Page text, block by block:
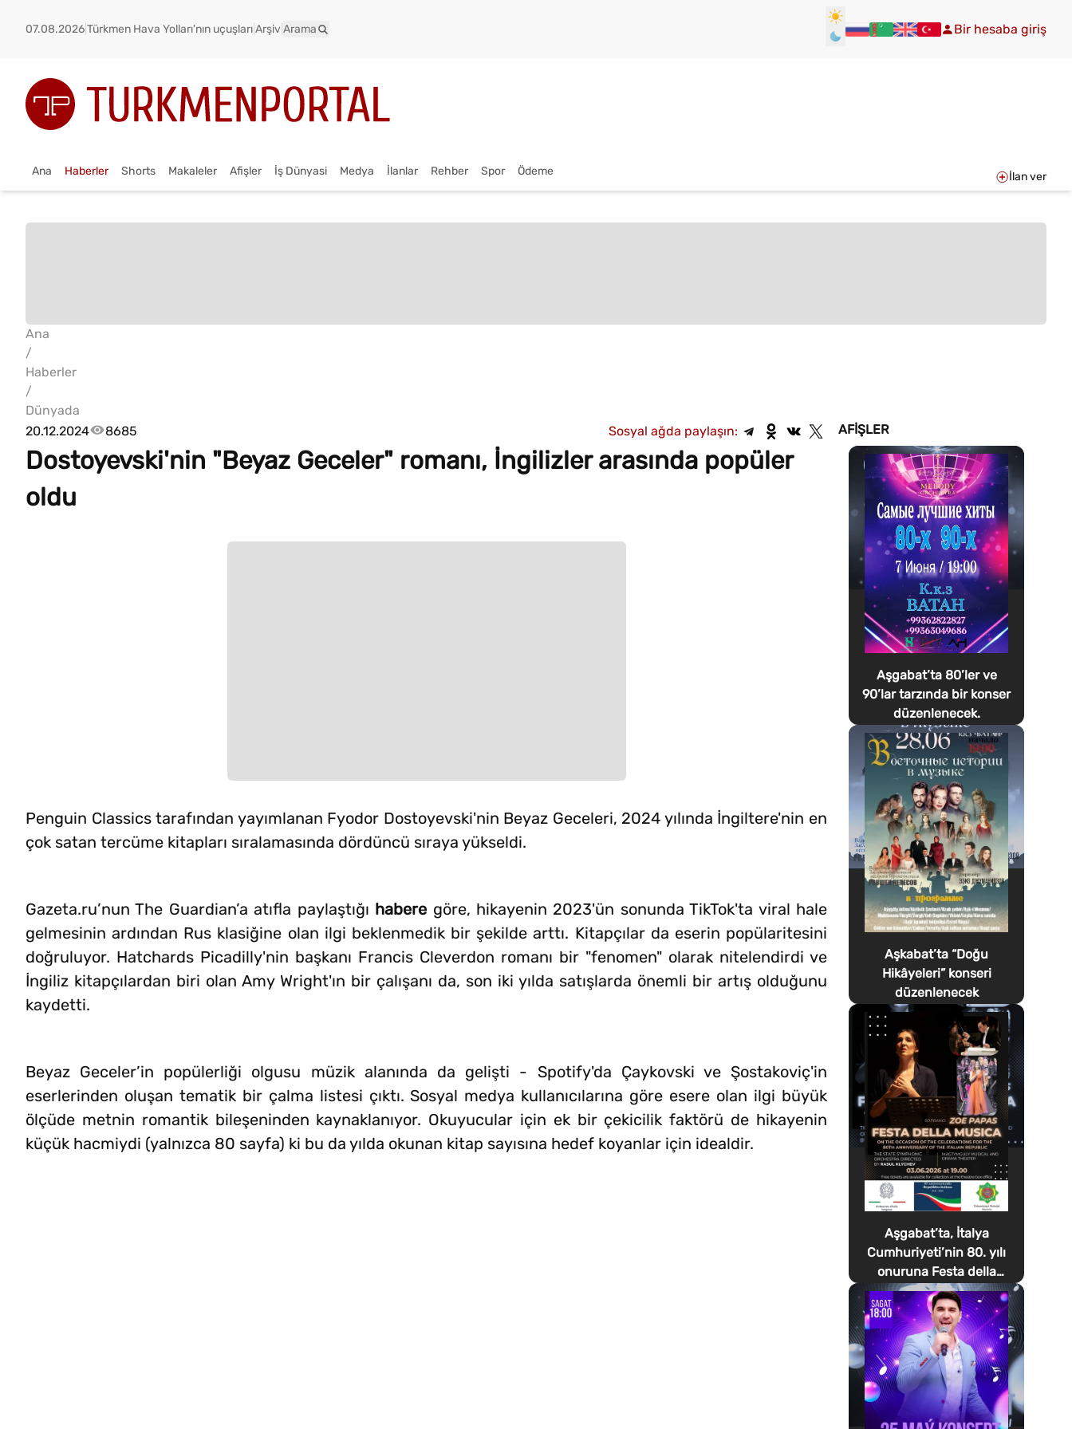
07.08.2026Türkmen Hava Yolları'nın uçuşlarıArşiv Arama Bir hesaba giriş
Ana Haberler Shorts Makaleler Afişler İş Dünyasi Medya İlanlar Rehber Spor Ödeme İlan ver
Ana
/
Haberler
/
Dünyada
20.12.2024
8685 Sosyal ağda paylaşın:
Dostoyevski'nin "Beyaz Geceler" romanı, İngilizler arasında popüler
oldu
Penguin Classics tarafından yayımlanan Fyodor Dostoyevski'nin Beyaz Geceleri, 2024 yılında İngiltere'nin en
çok satan tercüme kitapları sıralamasında dördüncü sıraya yükseldi.
Gazeta.ru’nun The Guardian’a atıfla paylaştığı habere göre, hikayenin 2023'ün sonunda TikTok'ta viral hale
gelmesinin ardından Rus klasiğine olan ilgi beklenmedik bir şekilde arttı. Kitapçılar da eserin popülaritesini
doğruluyor. Hatchards Picadilly'nin başkanı Francis Cleverdon romanı bir "fenomen" olarak nitelendirdi ve
İngiliz kitapçılardan biri olan Amy Wright'ın bir çalışanı da, son iki yılda satışlarda önemli bir artış olduğunu
kaydetti.
Beyaz Geceler’in popülerliği olgusu müzik alanında da gelişti - Spotify'da Çaykovski ve Şostakoviç'in
eserlerinden oluşan tematik bir çalma listesi çıktı. Sosyal medya kullanıcılarına göre esere olan ilgi büyük
ölçüde metnin romantik bileşeninden kaynaklanıyor. Okuyucular için ek bir çekicilik faktörü de hikayenin
küçük hacmiydi (yalnızca 80 sayfa) ki bu da yılda okunan kitap sayısına hedef koyanlar için idealdir.
AFIŞLER
Aşgabat’ta 80’ler ve
90’lar tarzında bir konser
düzenlenecek.
Aşkabat’ta “Doğu
Hikâyeleri” konseri
düzenlenecek
Aşgabat’ta, İtalya
Cumhuriyeti’nin 80. yılı
onuruna Festa della
Musica düzenlenecek